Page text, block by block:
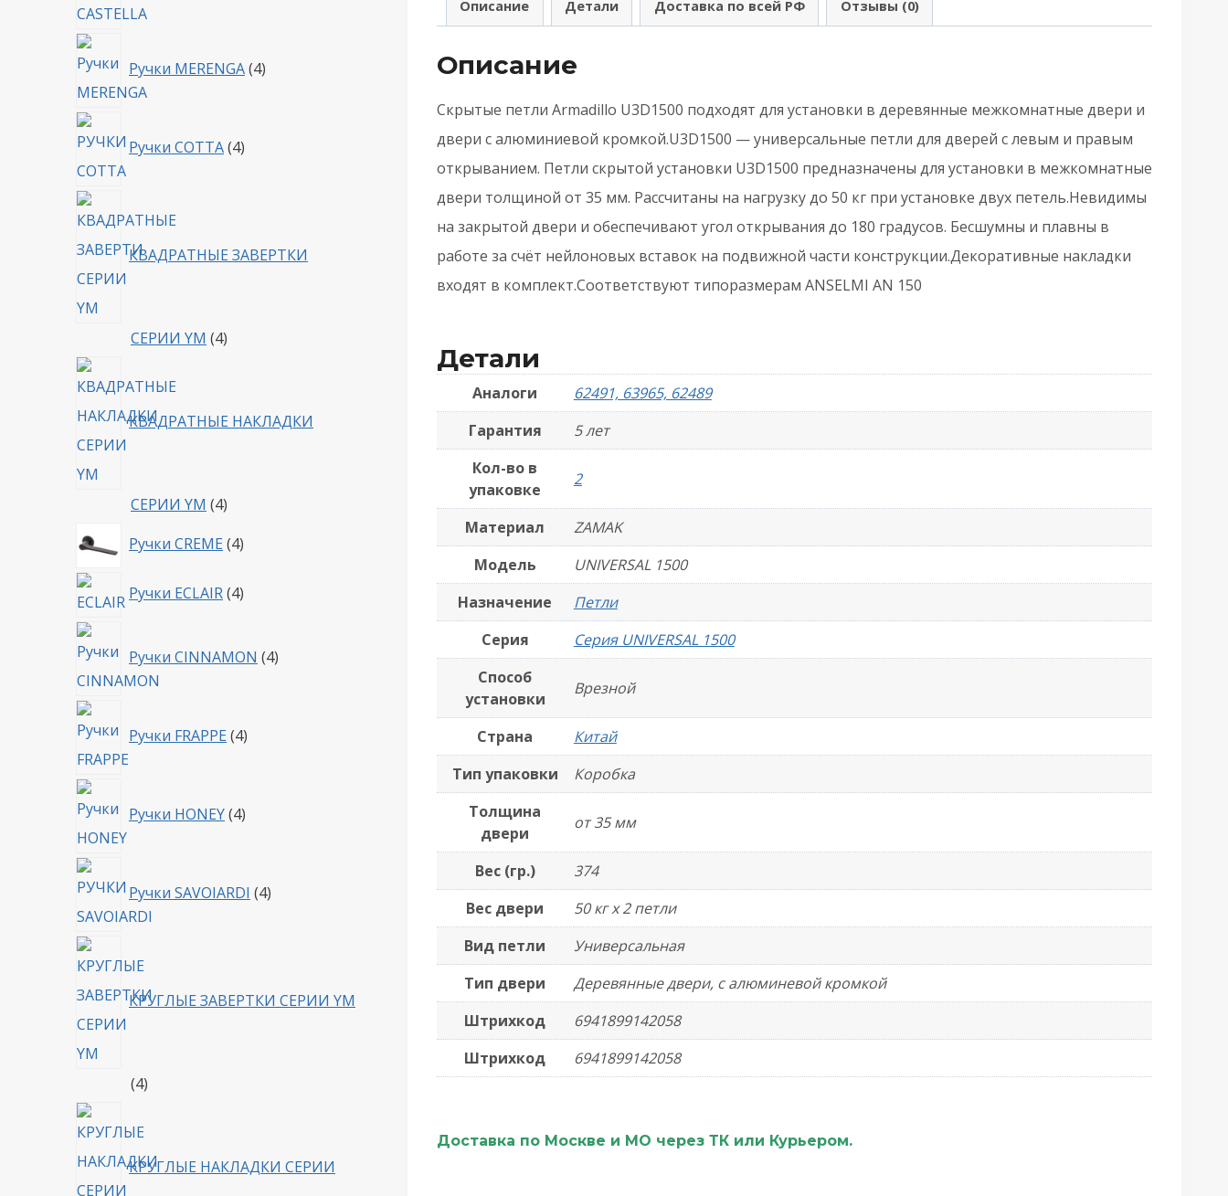
скрытой
Описание Детали Доставка по всей РФ Отзывы (0)
Описание
Скрытые петли Armadillo U3D1500 подходят для установки в деревянные межкомнатные двери и
двери с алюминиевой кромкой.U3D1500 — универсальные петли для дверей с левым и правым
открыванием. Петли скрытой установки U3D1500 предназначены для установки в межкомнатные
двери толщиной от 35 мм. Рассчитаны на нагрузку до 50 кг при установке двух петель.Невидимы
на закрытой двери и обеспечивают угол открывания до 180 градусов. Бесшумны и плавны в
работе за счёт нейлоновых вставок на подвижной части конструкции.Декоративные накладки
входят в комплект.Соответствуют типоразмерам ANSELMI AN 150
Детали
Аналоги
62491, 63965, 62489
Гарантия
5 лет
Кол-во в
упаковке
2
Материал
ZAMAK
Модель
UNIVERSAL 1500
Назначение
Петли
Серия
Серия UNIVERSAL 1500
Способ
установки
Врезной
Страна
Китай
Тип упаковки
Коробка
Толщина
двери
от 35 мм
Вес (гр.)
374
Вес двери
50 кг х 2 петли
Вид петли
Универсальная
Тип двери
Деревянные двери, с алюминевой кромкой
Штрихкод
6941899142058
Штрихкод
6941899142058
Доставка по Москве и МО через ТК или Курьером.
Ручки MERENGA 4товара
Ручки COTTA 4товара
КВАДРАТНЫЕ ЗАВЕРТКИ
СЕРИИ YM 44
КВАДРАТНЫЕ НАКЛАДКИ
СЕРИИ YM 44
Ручки CREME 44
Ручки ECLAIR 44
Ручки CINNAMON 4товара
Ручки FRAPPE 4товара
Ручки HONEY 4товара
Ручки SAVOIARDI 4товара
КРУГЛЫЕ ЗАВЕРТКИ СЕРИИ YM
44
КРУГЛЫЕ НАКЛАДКИ СЕРИИ